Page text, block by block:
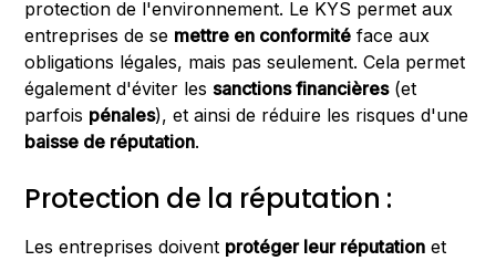
protection de l'environnement. Le KYS permet aux
entreprises de se mettre en conformité face aux
obligations légales, mais pas seulement. Cela permet
également d'éviter lessanctions financières(et
parfois pénales), et ainsi de réduire les risques d'une
baisse de réputation.
Protection de la réputation :
Les entreprises doivent protéger leur réputation et